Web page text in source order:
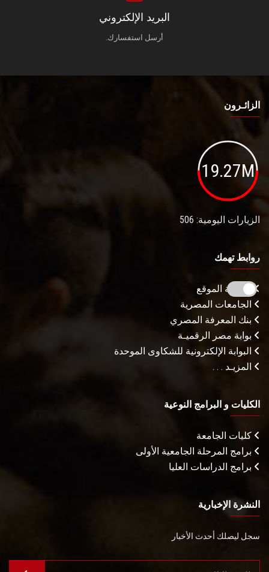
البريد الإلكتروني
أرسل استفسارك.
الزائـرون
19.27M
الزيارات اليومية: 506
روابط تهمك
خريطة الموقع
الجامعات المصرية
بنك المعرفة المصري
بوابة مصر الرقميـة
البوابة الإلكترونية للشكاوى الموحدة
المزيـد . . .
الكليات و البرامج النوعية
كليات الجامعة
برامج المرحلة الجامعية الأولى
برامج الدراسات العليا
النشرة الإخبارية
سجل ليصلك أحدث الأخبار